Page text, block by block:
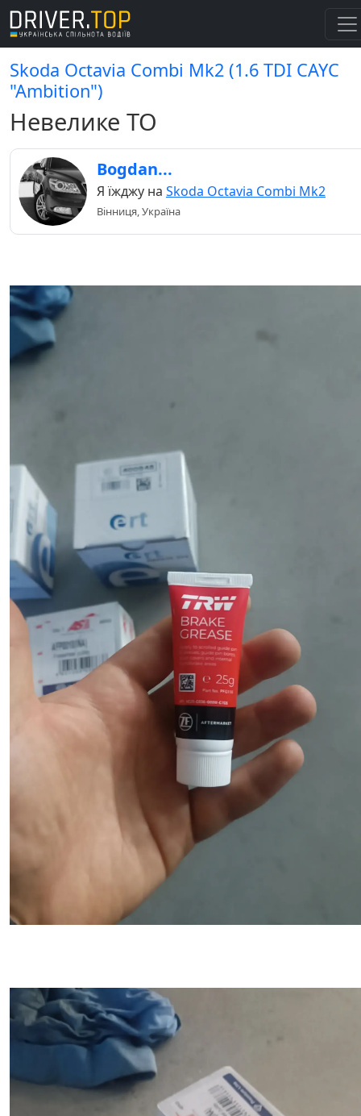
Skoda Octavia Combi Mk2 (1.6 TDI СAYC
"Ambition")
Невелике ТО
Bogdan...
Я їжджу на Skoda Octavia Combi Mk2
Вінниця, Україна